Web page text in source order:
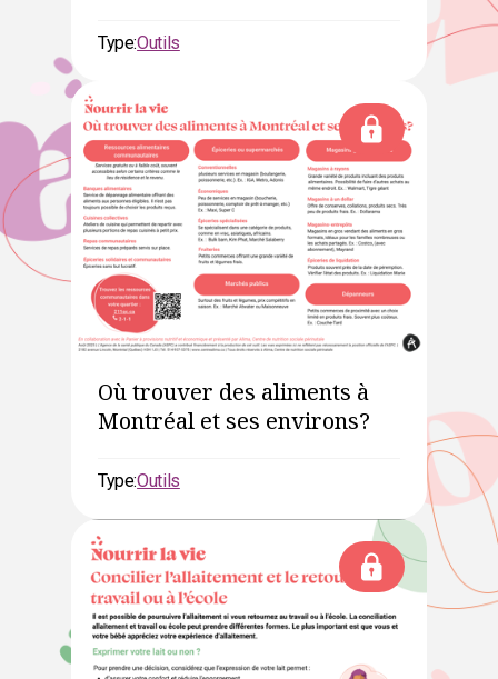
Type:Outils
Où trouver des aliments à
Montréal et ses environs?
Type:Outils